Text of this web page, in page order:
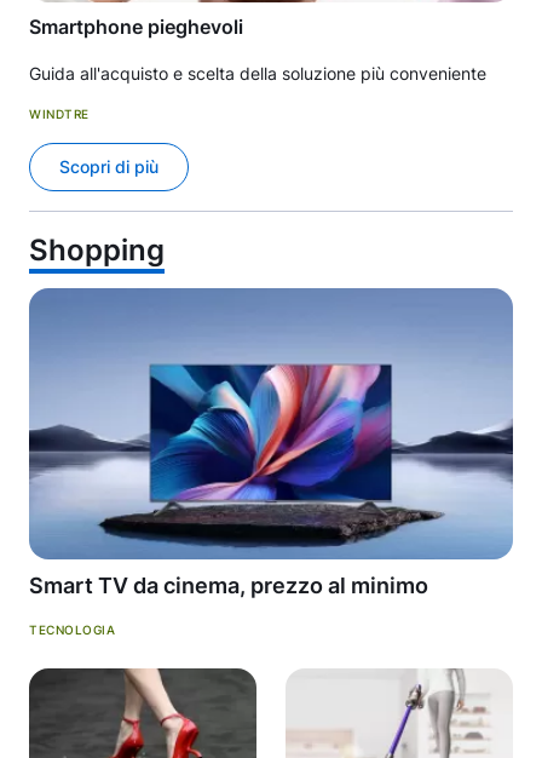
Smartphone pieghevoli
Guida all'acquisto e scelta della soluzione più conveniente
WINDTRE
Scopri di più
Shopping
Smart TV da cinema, prezzo al minimo
TECNOLOGIA